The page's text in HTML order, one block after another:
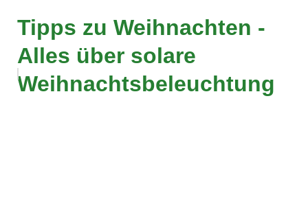
Tipps zu Weihnachten -
Alles über solare
Weihnachtsbeleuchtung